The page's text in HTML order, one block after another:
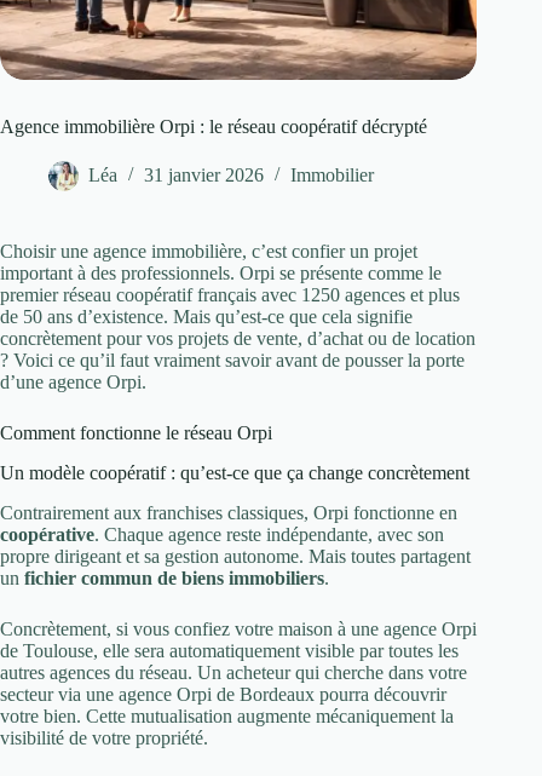
Agence immobilière Orpi : le réseau coopératif décrypté
Léa 31 janvier 2026 Immobilier
Choisir une agence immobilière, c’est confier un projet
important à des professionnels. Orpi se présente comme le
premier réseau coopératif français avec 1250 agences et plus
de 50 ans d’existence. Mais qu’est-ce que cela signifie
concrètement pour vos projets de vente, d’achat ou de location
? Voici ce qu’il faut vraiment savoir avant de pousser la porte
d’une agence Orpi.
Comment fonctionne le réseau Orpi
Un modèle coopératif : qu’est-ce que ça change concrètement
Contrairement aux franchises classiques, Orpi fonctionne en
coopérative. Chaque agence reste indépendante, avec son
propre dirigeant et sa gestion autonome. Mais toutes partagent
un fichier commun de biens immobiliers.
Concrètement, si vous confiez votre maison à une agence Orpi
de Toulouse, elle sera automatiquement visible par toutes les
autres agences du réseau. Un acheteur qui cherche dans votre
secteur via une agence Orpi de Bordeaux pourra découvrir
votre bien. Cette mutualisation augmente mécaniquement la
visibilité de votre propriété.